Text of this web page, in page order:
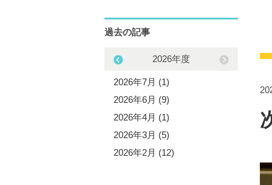
過去の記事
2026年度
2026年7月 (1)
2026年6月 (9)
2026年4月 (1)
2026年3月 (5)
2026年2月 (12)